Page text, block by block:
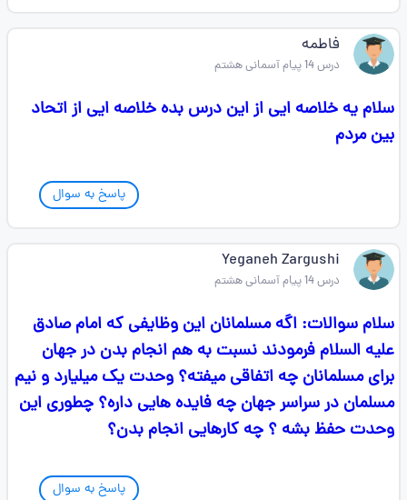
فاطمه
درس 14 پیام آسمانی هشتم
سلام یه خلاصه ایی از این درس بده خلاصه ایی از اتحاد
بین مردم
پاسخ به سوال
Yeganeh Zargushi
درس 14 پیام آسمانی هشتم
سلام سوالات: اگه مسلمانان این وظایفی که امام صادق
علیه السلام فرمودند نسبت به هم انجام بدن در جهان
برای مسلمانان چه اتفاقی میفته؟ وحدت یک میلیارد و نیم
مسلمان در سراسر جهان چه فایده هایی داره؟ چطوری این
وحدت حفظ بشه ؟ چه کارهایی انجام بدن؟
پاسخ به سوال